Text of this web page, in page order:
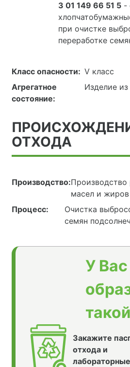
3 01 149 66 51 5 -
при очистке
переработке
Класс опасности: V класс
Агрегатное
состояние:
Изделие
ОТХОДА
Производство:Производство
масел и жиров
Процесс:
Очистка
семян
У Вас
Закажите
отхода и
лабораторные